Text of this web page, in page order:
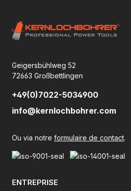
Geigersbühlweg 52
72663 Großbettlingen
+49(0)7022-5034900
info@kernlochbohrer.com
Ou via notre formulaire de contact.
ENTREPRISE